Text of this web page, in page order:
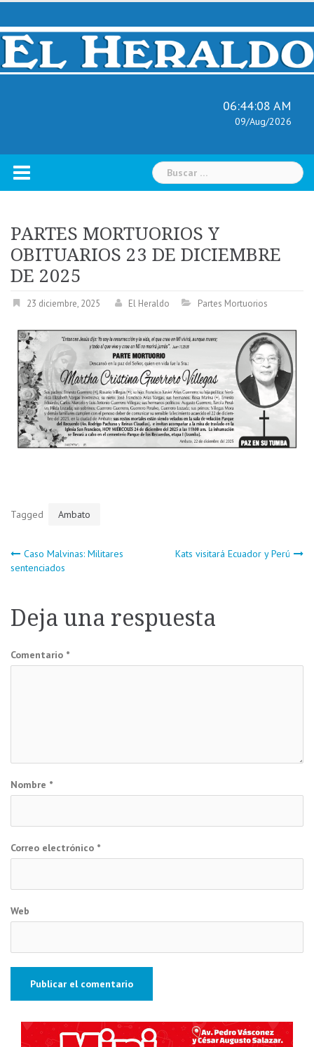
Skip
content
06:44:09 AM
09/Aug/2026
Buscar:
PARTES MORTUORIOS Y
OBITUARIOS 23 DE DICIEMBRE
DE 2025
23 diciembre, 2025 El Heraldo Partes Mortuorios
Tagged Ambato
Navegación
entradas
Caso Malvinas: Militares
sentenciados
Kats visitará Ecuador y Perú
Deja una respuesta
Comentario *
Nombre *
Correo electrónico *
Web